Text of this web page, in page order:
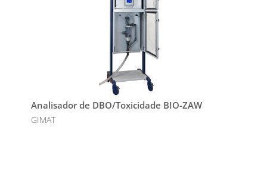
Analisador de DBO/Toxicidade BIO-ZAW
GIMAT